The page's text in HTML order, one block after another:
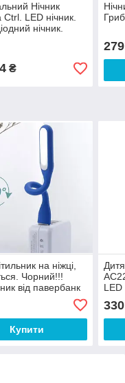
Нічник
Ctrl. LED нічник.
нічник.
₴
279
на ніжці,
Чорний!!!
від павербанк
Купити
LED
330